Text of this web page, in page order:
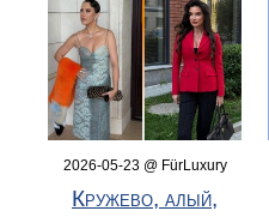
2026-05-23 @ FürLuxury
Кружево, алый,